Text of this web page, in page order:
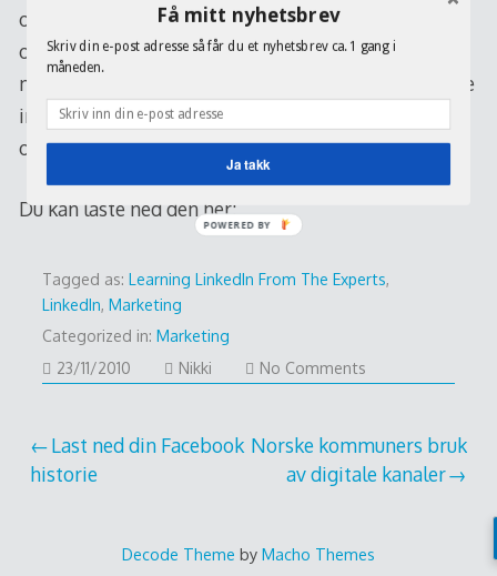
omhandler
LinkedIn. Det står mye selvfølgeligheter,
original tittel er “Learning LinkedIn fro Experts”,
men synes den er god nok til å gi den grunnleggende
informasjonen, slik at du kan plukke opp noen ideer
og tanker som du kan ta med deg.
Du kan laste ned den her:
Tagged as: Learning LinkedIn From The Experts,
LinkedIn, Marketing
Categorized in: Marketing
23/11/201023/11/2010
Nikki No Comments
Post
navigation
Last ned din Facebook
historie
Norske kommuners bruk
av digitale kanaler
Decode Theme by Macho Themes
Få mitt nyhetsbrev
Skriv din e-post adresse så får du et nyhetsbrev ca. 1 gang i
måneden.
Ja takk
POWERED BY